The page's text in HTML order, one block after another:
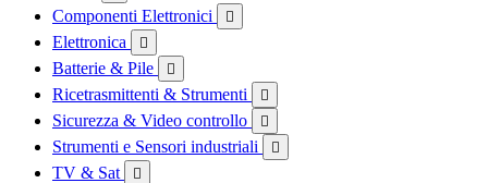
Componenti Elettronici 
Elettronica 
Batterie & Pile 
Ricetrasmittenti & Strumenti 
Sicurezza & Video controllo 
Strumenti e Sensori industriali 
TV & Sat 